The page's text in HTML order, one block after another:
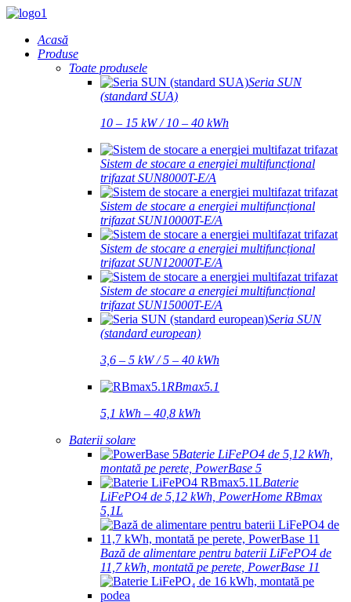
Acasă
Produse
Toate produsele
Seria SUN
(standard SUA)
10 – 15 kW / 10 – 40 kWh
Sistem de stocare a energiei multifuncțional
trifazat SUN8000T-E/A
Sistem de stocare a energiei multifuncțional
trifazat SUN10000T-E/A
Sistem de stocare a energiei multifuncțional
trifazat SUN12000T-E/A
Sistem de stocare a energiei multifuncțional
trifazat SUN15000T-E/A
Seria SUN
(standard european)
3,6 – 5 kW / 5 – 40 kWh
RBmax5.1
5,1 kWh – 40,8 kWh
Baterii solare
Baterie LiFePO4 de 5,12 kWh,
montată pe perete, PowerBase 5
Baterie
LiFePO4 de 5,12 kWh, PowerHome RBmax
5,1L
Bază de alimentare pentru baterii LiFePO4 de
11,7 kWh, montată pe perete, PowerBase 11